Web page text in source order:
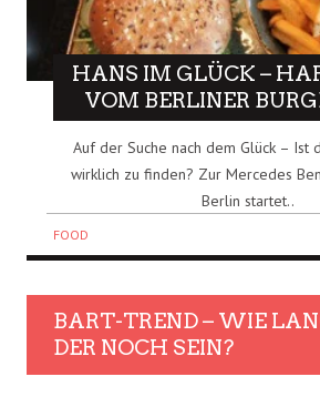
HANS IM GLÜCK –
VOM BERLINER
Auf der Suche nach dem Glück – Ist
wirklich zu finden? Zur Mercedes
Berlin startet..
FOOD
BART-TREND – WIE
DER NOCH SEIN?